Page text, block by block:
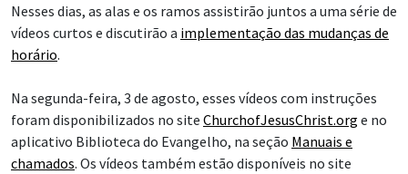
Nesses dias, as alas e os ramos assistirão juntos a uma série de
vídeos curtos e discutirão a implementação das mudanças de
horário.
Na segunda-feira, 3 de agosto, esses vídeos com instruções
foram disponibilizados no site ChurchofJesusChrist.org e no
aplicativo Biblioteca do Evangelho, na seção Manuais e
chamados. Os vídeos também estão disponíveis no site